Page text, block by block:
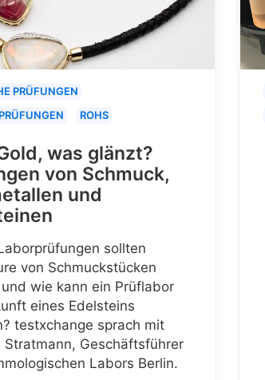
PRÜFUNGEN
ROHS
was glänzt?
von Schmuck,
und
sollten
von Schmuckstücken
wie kann ein Prüflabor
eines Edelsteins
testxchange sprach mit
Stratmann, Geschäftsführer
Labors Berlin.